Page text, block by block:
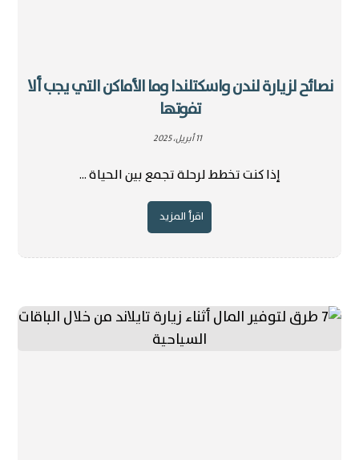
نصائح لزيارة لندن واسكتلندا وما الأماكن التي يجب ألا
تفوتها
11 أبريل، 2025
إذا كنت تخطط لرحلة تجمع بين الحياة ...
اقرأ المزيد